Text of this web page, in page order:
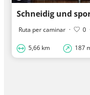
Schneidig und
Ruta per caminar · 0
5,66 km 187